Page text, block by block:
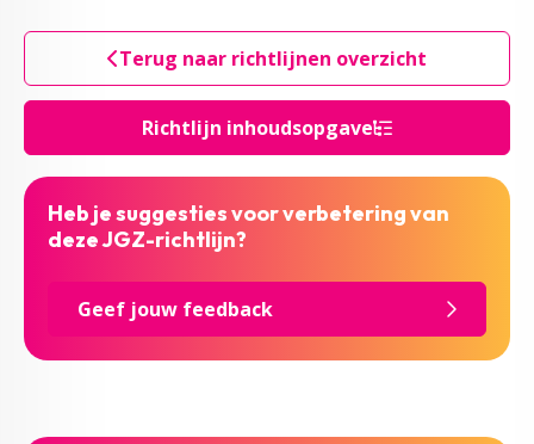
Richtlijn inhoudsopgave
Terug naar richtlijnen overzicht
Heb je suggesties voor verbetering van
deze JGZ-richtlijn?
Geef jouw feedback